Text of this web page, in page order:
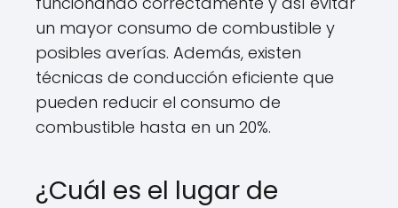
un mayor consumo de combustible y
posibles averías. Además, existen
técnicas de conducción eficiente que
pueden reducir el consumo de
combustible hasta en un 20%.
¿Cuál es el lugar de